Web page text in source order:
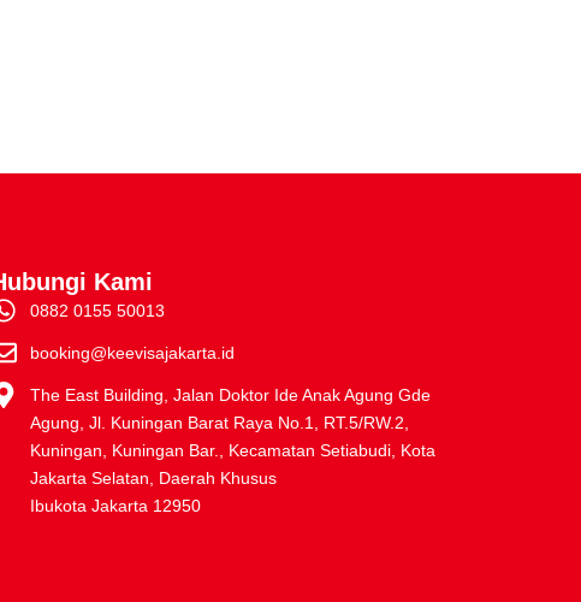
Kami
0882 0155 50013
booking@keevisajakarta.id
The East Building, Jalan Doktor Ide Anak Agung Gde
Agung, Jl. Kuningan Barat Raya No.1, RT.5/RW.2,
Kuningan, Kuningan Bar., Kecamatan Setiabudi, Kota
Jakarta Selatan, Daerah Khusus
Ibukota Jakarta 12950